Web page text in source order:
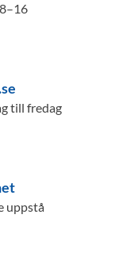
till fredag
uppstå